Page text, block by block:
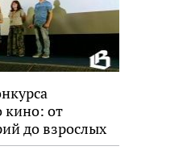
кино: от
до взрослых